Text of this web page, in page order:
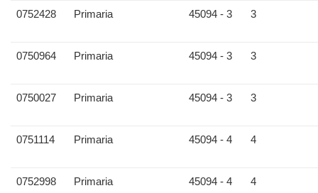
0752428 Primaria 45094 - 3 3
0750964 Primaria 45094 - 3 3
0750027 Primaria 45094 - 3 3
0751114 Primaria 45094 - 4 4
0752998 Primaria 45094 - 4 4